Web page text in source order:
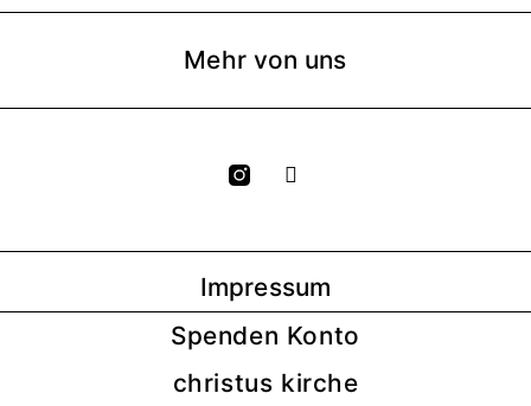
Mehr von uns
Y
u
b
e
Impressum
Spenden Konto
christus kirche